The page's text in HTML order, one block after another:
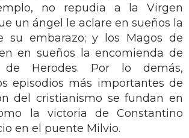
no repudia a la Virgen
un ángel le aclare en sueños la
su embarazo; y los Magos de
en sueños la encomienda de
de Herodes. Por lo demás,
episodios más importantes de
del cristianismo se fundan en
la victoria de Constantino
en el puente Milvio.